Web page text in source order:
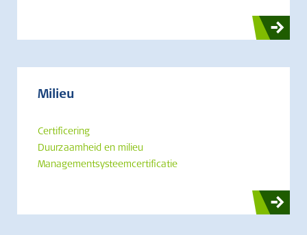
Milieu
Certificering
Duurzaamheid en milieu
Managementsysteemcertificatie